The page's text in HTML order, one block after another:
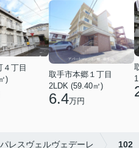
４丁目
)
取手市本郷１丁目
2LDK (59.40㎡)
6.4万円
レスヴェルヴェデーレ 102